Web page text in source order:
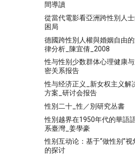
間導讀
從當代電影看亞洲跨性別人
困局
德國跨性別人權與婚姻自由
律分析_陳宜倩_2008
性与性别少数群体心理健康
密关系报告
性与经济正义_新女权主义解
方案_研讨会报告
性別二十_性／別研究丛書
性別越界在1950年代的華語
系臺灣_姜學豪
性别互动论：基于“做性别”视
的探讨